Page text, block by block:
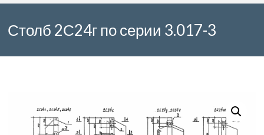
Столб 2С24г по серии 3.017-3